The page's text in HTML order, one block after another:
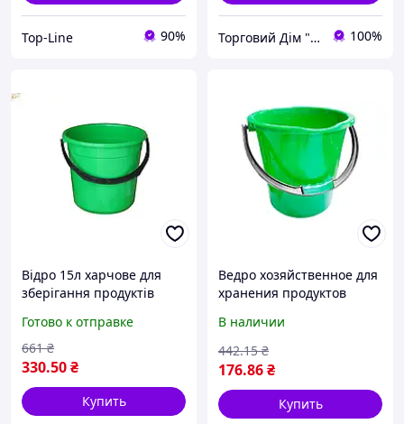
Top-Line 90% Торговий Дім "RZS" 100%
Відро 15л харчове для
зберігання продуктів
циліндричне зелене ТМ
Мед
Готово к отправке
330.50₴
661 ₴
Купить
Ведро хозяйственное для
хранения продуктов
литров с герметичной
крышкой и плотной
В наличии
176.86₴
442.15 ₴
Купить